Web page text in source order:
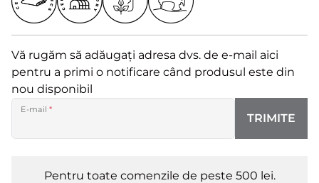
Vă rugăm să adăugați adresa dvs. de e-mail aici
pentru a primi o notificare când produsul este din
nou disponibil
E-mail*
TRIMITE
Pentru toate comenzile de peste 500 lei.